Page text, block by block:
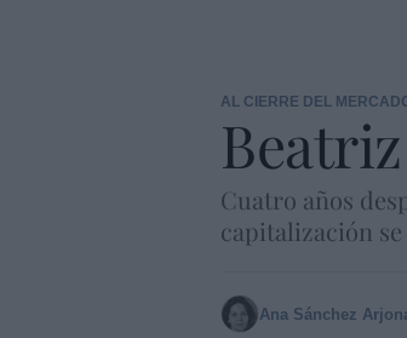
AL CIERRE DEL
Cuatro años
capitalización
Ana Sánchez